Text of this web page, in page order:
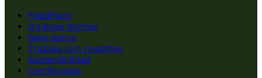
FieldPack
Quiénes Somos
New Serco
Trabaja con nosotros
Sostenibilidad
Certificados